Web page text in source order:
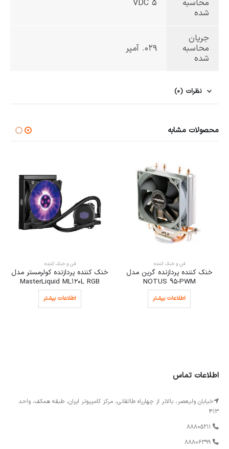
محاسبه
شده
5 VDC
جریان
محاسبه
شده
۰29. آمپر
نظرات (0)
محصولات مشابه
فن و خنک کننده
خنک کننده پردازنده گرین مدل
NOTUS 95-PWM
اطلاعات بیشتر
فن و خنک کننده
خنک کننده پردازنده کولرمستر مدل
MasterLiquid ML120L RGB
اطلاعات بیشتر
اطلاعات تماس
خیابان ولیعصر، بالاتر از چهارراه طالقانی، مرکز کامپیوتر ایران، طبقه همکف، واحد
413
88805211
88806399